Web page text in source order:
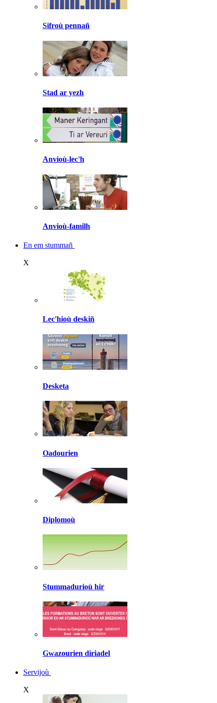
Sifroù pennañ
Stad ar yezh
Anvioù-lec'h
Anvioù-familh
En em stummañ
X
Lec'hioù deskiñ
Desketa
Oadourien
Diplomoù
Stummadurioù hir
Gwazourien diriadel
Servijoù
X